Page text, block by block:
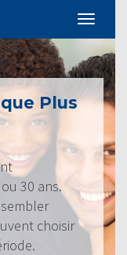
Plus
30 ans.
choisir